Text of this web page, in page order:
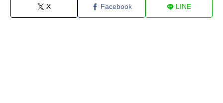
X Facebook LINE